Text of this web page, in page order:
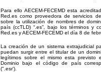
Para ello AECEM-FECEMD esta
Red.es como proveedora de servicios
sobre la utilización de nombres de
país (ccTLD) “.es”, bajo los términos y
Red.es y AECEM-FECEMD el día 8 de
La creación de un sistema extrajudicial
puedan surgir entre el titular de un
legítimos sobre el mismo esta previsto
Dominio bajo el código de país
(".esr').